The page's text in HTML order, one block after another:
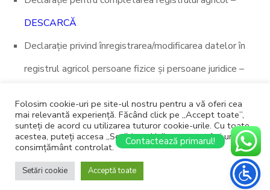
DESCARCĂ
Declarație privind înregistrarea/modificarea datelor în
registrul agricol persoane fizice și persoane juridice –
Copyright © 2026 Primăria Muntenii de Jos. Site realizat de
Ababei Online
Folosim cookie-uri pe site-ul nostru pentru a vă oferi cea
mai relevantă experiență. Făcând click pe „Accept toate”,
sunteți de acord cu utilizarea tuturor cookie-urile. Cu toate
acestea, puteți accesa „Setări cookie” pentru a oferi un
consimțământ controlat.
Setări cookie Acceptă toate
Contactează primarul!